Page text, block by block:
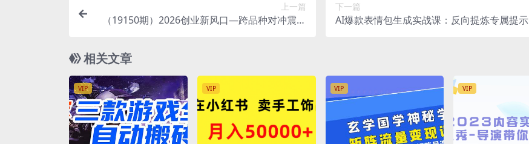
上一篇
（19150期）2026创业新风口—跨品种对冲震撼
下一篇
AI爆款表情包生成实战课：反向提炼专属提示
相关文章
VIP VIP VIP VIP